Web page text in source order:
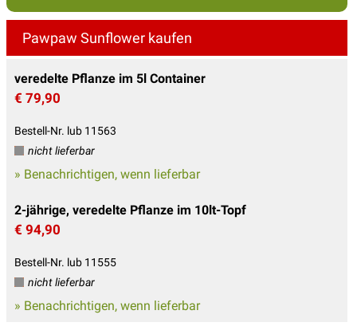
Pawpaw Sunflower kaufen
veredelte Pflanze im 5l Container
€ 79,90
Bestell-Nr. lub 11563
nicht lieferbar
» Benachrichtigen, wenn lieferbar
2-jährige, veredelte Pflanze im 10lt-Topf
€ 94,90
Bestell-Nr. lub 11555
nicht lieferbar
» Benachrichtigen, wenn lieferbar